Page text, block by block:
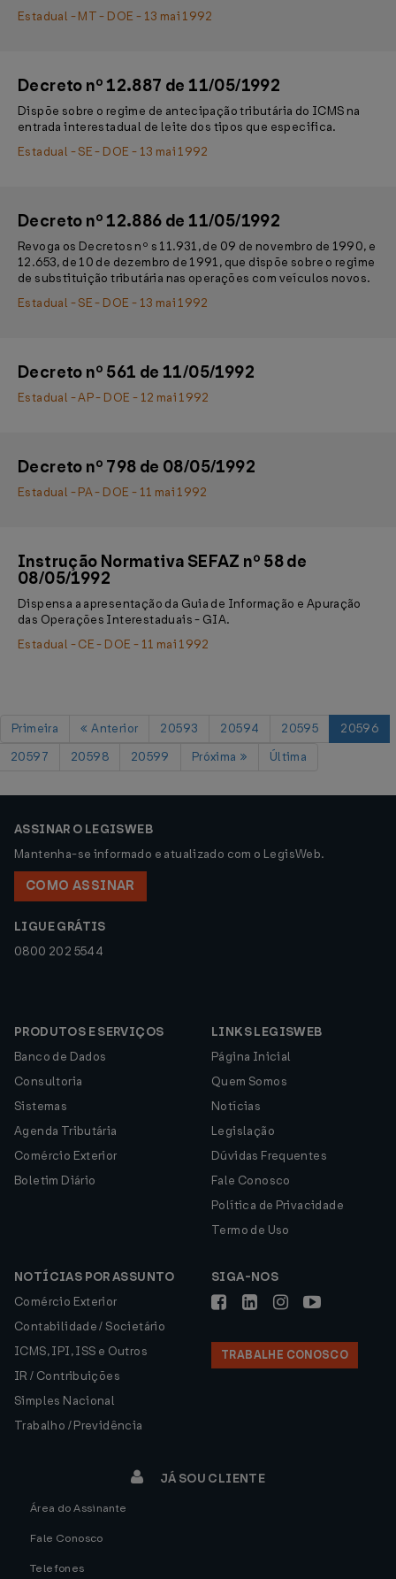
Estadual - MT - DOE - 13 mai 1992
Decreto nº 12.887 de 11/05/1992
Dispõe sobre o regime de antecipação tributária do ICMS na
entrada interestadual de leite dos tipos que especifica.
Estadual - SE - DOE - 13 mai 1992
Decreto nº 12.886 de 11/05/1992
Revoga os Decretos nº s 11.931, de 09 de novembro de 1990, e
12.653, de 10 de dezembro de 1991, que dispõe sobre o regime
de substituição tributária nas operações com veículos novos.
Estadual - SE - DOE - 13 mai 1992
Decreto nº 561 de 11/05/1992
Estadual - AP - DOE - 12 mai 1992
Decreto nº 798 de 08/05/1992
Estadual - PA - DOE - 11 mai 1992
Instrução Normativa SEFAZ nº 58 de
08/05/1992
Dispensa a apresentação da Guia de Informação e Apuração
das Operações Interestaduais - GIA.
Estadual - CE - DOE - 11 mai 1992
Primeira Anterior 20593 20594 20595
20596
20597
20598 20599 Próxima Última
ASSINAR O LEGISWEB
Mantenha-se informado e atualizado com o LegisWeb.
COMO ASSINAR
LIGUE GRÁTIS
0800 202 5544
PRODUTOS E SERVIÇOS
Banco de Dados
Consultoria
Sistemas
Agenda Tributária
Comércio Exterior
Boletim Diário
LINKS LEGISWEB
Página Inicial
Quem Somos
Notícias
Legislação
Dúvidas Frequentes
Fale Conosco
Política de Privacidade
Termo de Uso
NOTÍCIAS POR ASSUNTO
Comércio Exterior
Contabilidade / Societário
ICMS, IPI, ISS e Outros
IR / Contribuições
Simples Nacional
Trabalho / Previdência
SIGA-NOS
TRABALHE CONOSCO
JÁ SOU CLIENTE
Área do Assinante
Fale Conosco
Telefones